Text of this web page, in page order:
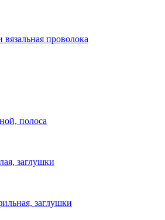
вязальная проволока
полоса
заглушки
заглушки